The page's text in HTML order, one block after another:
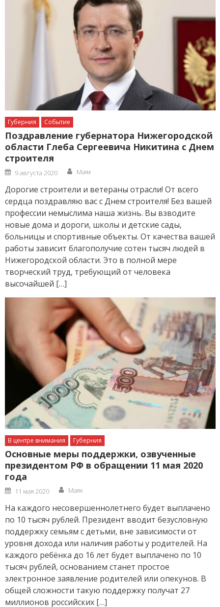
Губерния Событие
Поздравление губернатора Нижегородской
области Глеба Сергеевича Никитина с Днем
строителя
Posted
on
9 августа 2020 Author
Маяк
Дорогие строители и ветераны отрасли! От всего
сердца поздравляю вас с Днем строителя! Без вашей
профессии немыслима наша жизнь. Вы взводите
новые дома и дороги, школы и детские сады,
больницы и спортивные объекты. От качества вашей
работы зависит благополучие сотен тысяч людей в
Нижегородской области. Это в полной мере
творческий труд, требующий от человека
высочайшей […]
В центре внимания Губерния
Основные меры поддержки, озвученные
президентом РФ в обращении 11 мая 2020
года
Posted
on
11 мая 2020 Author
Маяк
На каждого несовершеннолетнего будет выплачено
по 10 тысяч рублей. Президент вводит безусловную
поддержку семьям с детьми, вне зависимости от
уровня дохода или наличия работы у родителей. На
каждого ребёнка до 16 лет будет выплачено по 10
тысяч рублей, основанием станет простое
электронное заявление родителей или опекунов. В
общей сложности такую поддержку получат 27
миллионов российских […]